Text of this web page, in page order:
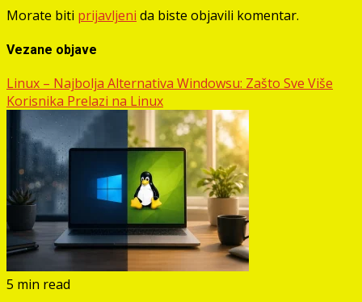
Morate biti prijavljeni da biste objavili komentar.
Vezane objave
Linux – Najbolja Alternativa Windowsu: Zašto Sve Više
Korisnika Prelazi na Linux
5 min read